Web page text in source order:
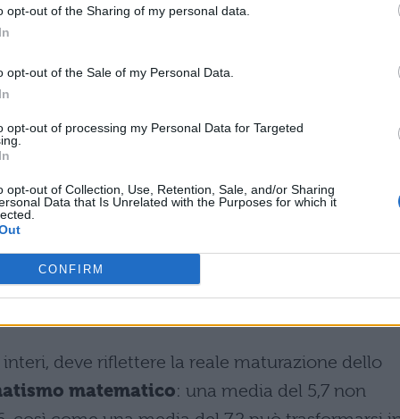
opt-out of the Sharing of my personal data.
opt-out of the Sale of my Personal Data.
opt-out of processing my Personal Data for Targeted
opt-out of Collection, Use, Retention, Sale, and/or Sharing
Data that Is Unrelated with the Purposes for which it
CONFIRM
pagella culmina nello scrutinio finale,
dal Dirigente Scolastico o da un suo
esiti dell’anno. Ogni docente presenta una
un semplice calcolo aritmetico, ma da una
fattori
: il livello di partenza dell’alunno, i
attiva in classe, l’assiduità nello
di studio acquisito e l’andamento
di consultazione dello storico dei dati,
esclusivamente ai professionisti della
deve riflettere la reale maturazione dello
matematico: una media del 5,7 non